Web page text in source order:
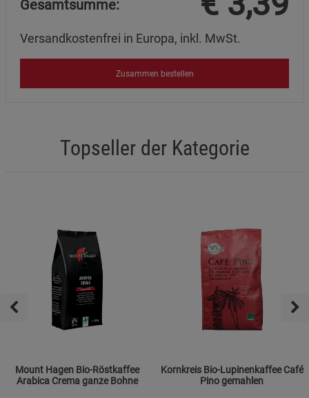
Gesamtsumme:
Versandkostenfrei in Europa, inkl. MwSt.
Zusammen bestellen
Topseller der Kategorie
Mount Hagen Bio-Röstkaffee
Arabica Crema ganze Bohne
Kornkreis Bio-Lupinenkaffee Café
Pino gemahlen